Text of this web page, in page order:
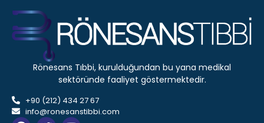
Rönesans Tıbbi, kurulduğundan bu yana medikal
sektöründe faaliyet göstermektedir.
+90 (212) 434 27 67
info@ronesanstibbi.com